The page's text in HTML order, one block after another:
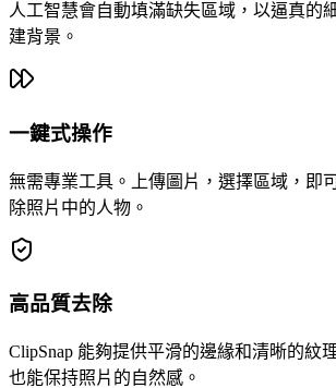
人工智慧會自動填滿缺失區域，以逼真的
建背景。
一鍵式操作
無需專業工具。上傳圖片，選擇區域，即
除照片中的人物。
高品質去除
ClipSnap 能夠提供平滑的邊緣和清晰的紋
也能保持照片的自然感。